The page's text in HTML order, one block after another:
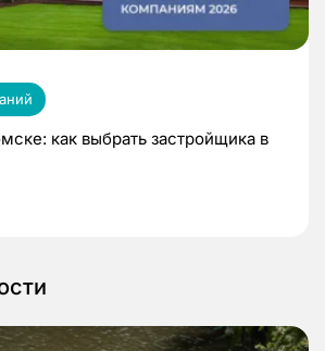
как выбрать застройщика в